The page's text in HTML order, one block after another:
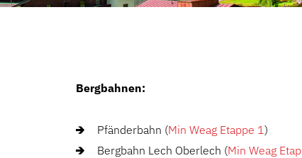
Bergbahnen:
Pfänderbahn (Min Weag Etappe 1)
Bergbahn Lech Oberlech (Min Weag